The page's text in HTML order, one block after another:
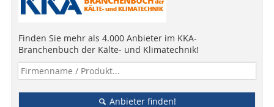
Finden Sie mehr als 4.000 Anbieter im KKA-
Branchenbuch der Kälte- und Klimatechnik!
Anbieter finden!